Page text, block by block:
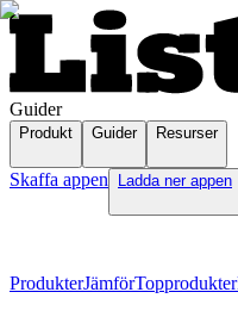
Guider
Produkt Guider Resurser
Skaffa appen Ladda ner appen
ProdukterJämförTopprodukter